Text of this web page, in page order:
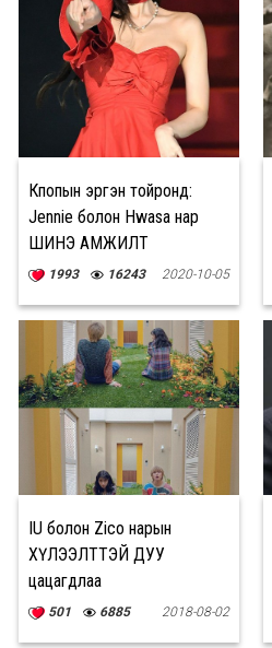
Кпопын эргэн тойронд:
Jennie болон Hwasa нар
ШИНЭ АМЖИЛТ
тогтоожээ
1993 16243 2020-10-05
IU болон Zico нарын
ХҮЛЭЭЛТТЭЙ ДУУ
цацагдлаа
501 6885 2018-08-02